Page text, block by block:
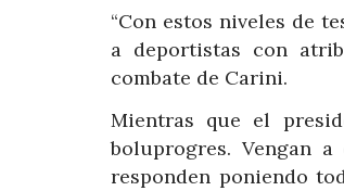
“Con estos niveles de
a deportistas con
combate de Carini.
Mientras que el
boluprogres. Vengan
responden poniendo